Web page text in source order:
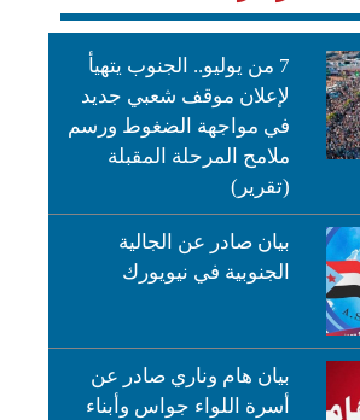
7 من يوليو.. الجنوب يتهيأ
لإعلان موقف شعبي جديد
في مواجهة الضغوط ورسم
ملامح المرحلة المقبلة
(تقرير)
بيان صادر عن الجالية
الجنوبية في نيويورك
بيان هام وناري صادر عن
أسرة اللواء جواس وأبناء